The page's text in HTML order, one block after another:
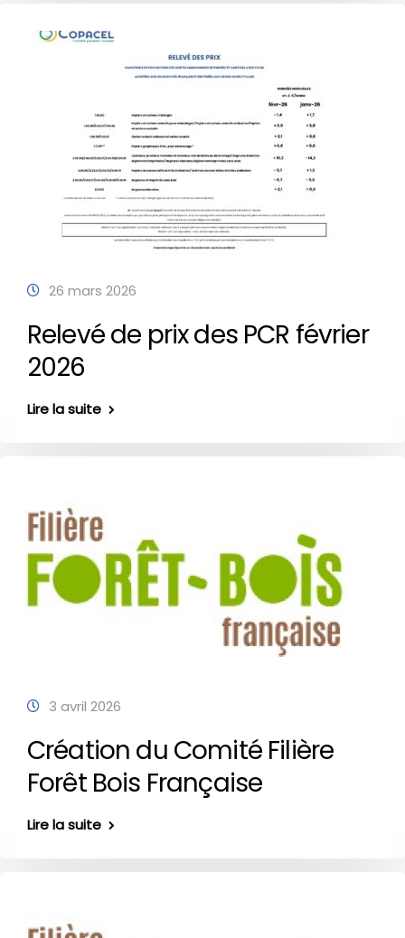
26 mars 2026
Relevé de prix des PCR février
2026
Lire la suite
3 avril 2026
Création du Comité Filière
Forêt Bois Française
Lire la suite